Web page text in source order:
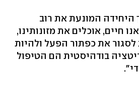
היחידה המונעת את רוב
חיים, אוכלים את מזונותינו,
לסגור את כפתור הפעל ולהיות
בודהיסטית הם הטיפול